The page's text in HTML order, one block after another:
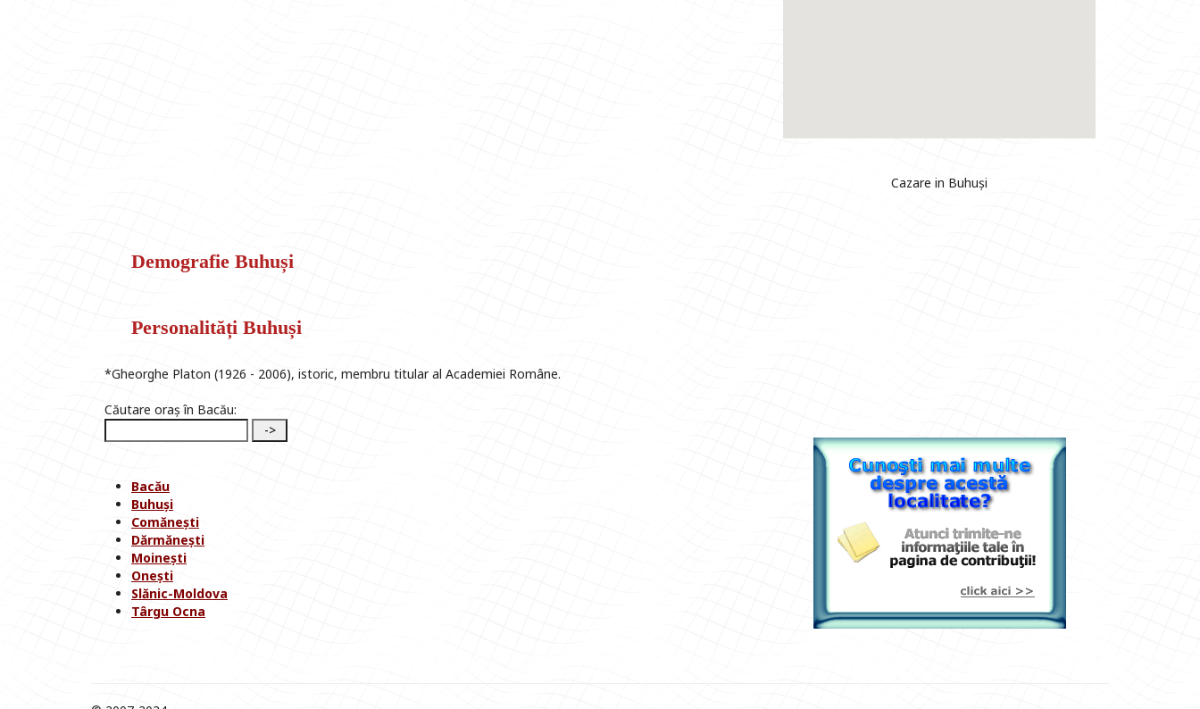
Demografie Buhuși
Personalități Buhuși
*Gheorghe Platon (1926 - 2006), istoric, membru titular al Academiei Române.
Căutare oraș în Bacău:
Bacău
Buhuși
Comănești
Dărmănești
Moinești
Onești
Slănic-Moldova
Târgu Ocna
Cazare in Buhuși